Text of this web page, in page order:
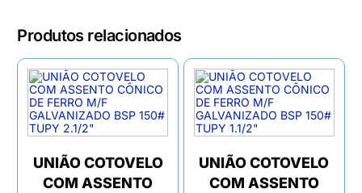
Produtos relacionados
UNIÃO COTOVELO
COM ASSENTO
UNIÃO COTOVELO
COM ASSENTO